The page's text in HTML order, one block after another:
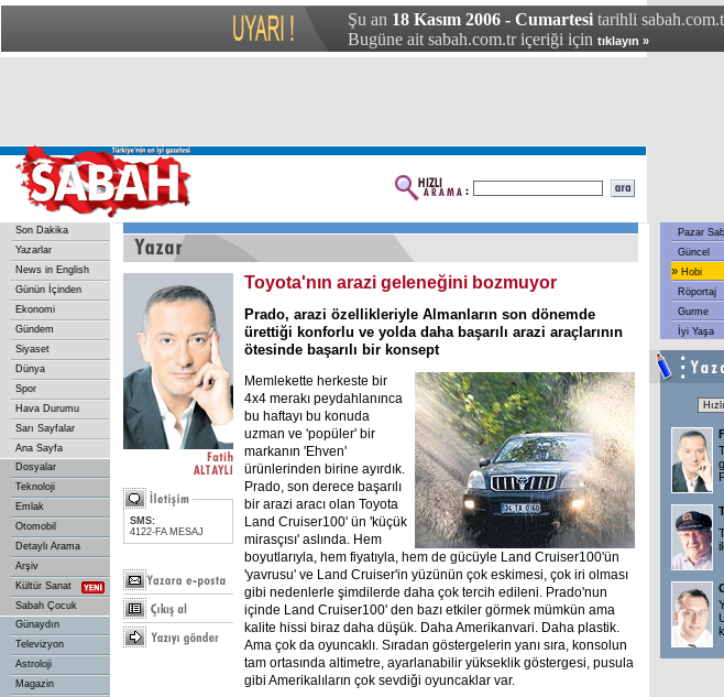
Şu an 18 Kasım 2006 - Cumartesi tarihli
Bugüne ait sabah.com.tr içeriği için tıklayın »
Son Dakika
Yazarlar
News in English
Günün İçinden
Ekonomi
Gündem
Siyaset
Dünya
Spor
Hava Durumu
Sarı Sayfalar
Ana Sayfa
Dosyalar
Teknoloji
Emlak
Otomobil
Detaylı Arama
Arşiv
Kültür Sanat
Sabah Çocuk
Günaydın
Televizyon
Astroloji
Magazin
SMS:
4122-FA MESAJ
Toyota'nın arazi geleneğini bozmuyor
Prado, arazi özellikleriyle Almanların son dönemde
ürettiği konforlu ve yolda daha başarılı arazi araçlarının
ötesinde başarılı bir konsept
Memlekette herkeste bir
4x4 merakı peydahlanınca
bu haftayı bu konuda
uzman ve 'popüler' bir
markanın 'Ehven'
ürünlerinden birine ayırdık.
Prado, son derece başarılı
bir arazi aracı olan Toyota
Land Cruiser100' ün 'küçük
mirasçısı' aslında. Hem
boyutlarıyla, hem fiyatıyla, hem de gücüyle Land Cruiser100'ün
'yavrusu' ve Land Cruiser'in yüzünün çok eskimesi, çok iri olması
gibi nedenlerle şimdilerde daha çok tercih edileni. Prado'nun
içinde Land Cruiser100' den bazı etkiler görmek mümkün ama
kalite hissi biraz daha düşük. Daha Amerikanvari. Daha plastik.
Ama çok da oyuncaklı. Sıradan göstergelerin yanı sıra, konsolun
tam ortasında altimetre, ayarlanabilir yükseklik göstergesi, pusula
gibi Amerikalıların çok sevdiği oyuncaklar var.
Pazar
Güncel
» Hobi
Röportaj
Gurme
İyi Yaşa